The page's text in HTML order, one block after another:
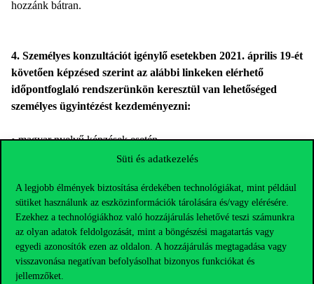
Süti és adatkezelés
A legjobb élmények biztosítása érdekében technológiákat, mint például
sütiket használunk az eszközinformációk tárolására és/vagy elérésére.
Ezekhez a technológiákhoz való hozzájárulás lehetővé teszi számunkra
az olyan adatok feldolgozását, mint a böngészési magatartás vagy
egyedi azonosítók ezen az oldalon. A hozzájárulás megtagadása vagy
visszavonása negatívan befolyásolhat bizonyos funkciókat és
jellemzőket.
hozzánk bátran.
4. Személyes konzultációt igénylő esetekben 2021. április 19-ét
követően képzésed szerint az alábbi linkeken elérhető
időpontfoglaló rendszerünkön keresztül van lehetőséged
személyes ügyintézést kezdeményezni:
• magyar nyelvű képzések esetén,
• magyar nyelvű képzések diákigazolvány ügyintézés esetén
• angol nyelvű képzések esetén.
Figyelj arra, hogy minden elektronikus ügyintézést, levelezést
kizárólag akeresztnev.vezeteknev@stud.uni-corvinus.hu
email címről kezdeményezhetsz